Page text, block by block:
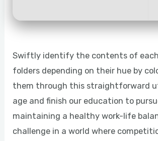
Swiftly identify the contents of
folders depending on their hue by
them through this straightforward
age and finish our education to
maintaining a healthy work-life
challenge in a world where